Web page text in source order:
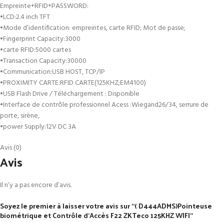
Empreinte+RFID+PASSWORD:
•LCD:2.4 inch TFT
•Mode d’identification: empreintes, carte RFID; Mot de passe;
•Fingerprint Capacity:3000
•carte RFID:5000 cartes
•Transaction Capacity:30000
•Communication:USB HOST, TCP/IP
•PROXIMITY CARTE:RFID CARTE(125KHZ;EM4100)
•USB Flash Drive / Téléchargement : Disponible
•Interface de contrôle professionnel Acess :Wiegand26/34, serrure de
porte, sirène,
•power Supply:12V DC 3A
Avis (0)
Avis
Il n’y a pas encore d’avis.
Soyez le premier à laisser votre avis sur “( D444ADMS)Pointeuse
biométrique et Contrôle d’Accès F22 ZKTeco 125KHZ WIFI”